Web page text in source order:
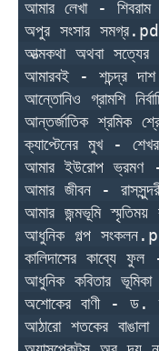
আমার লেখা -
অপুর সংসার
আত্মকথা অথবা
আমারবই - শচন্দ্র
আন্তোনিও গ্রামশি
আন্তর্জাতিক শ্রমিক
ক্যাপ্টেনের মুখ -
আমার ইউরোপ ভ্রমণ
আমার জীবন -
আমার জন্মভূমি
আধুনিক গল্প
কালিদাসের কাব্যে
আধুনিক কবিতার
অশোকের বাণী - ড.
আঠারো শতকের